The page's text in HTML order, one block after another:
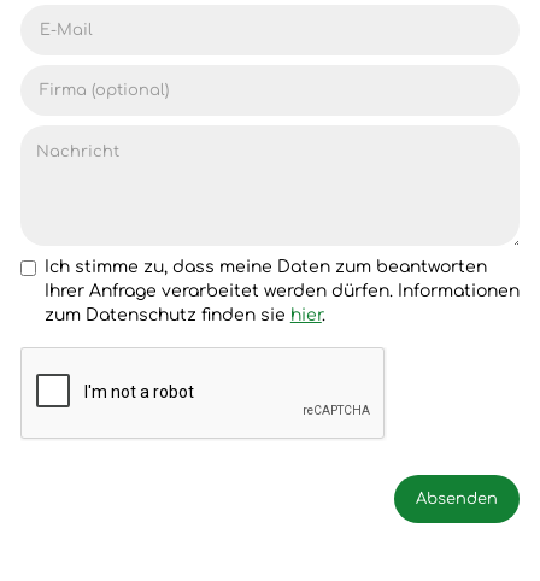
Ich stimme zu, dass meine Daten zum beantworten
Ihrer Anfrage verarbeitet werden dürfen. Informationen
zum Datenschutz finden sie hier.